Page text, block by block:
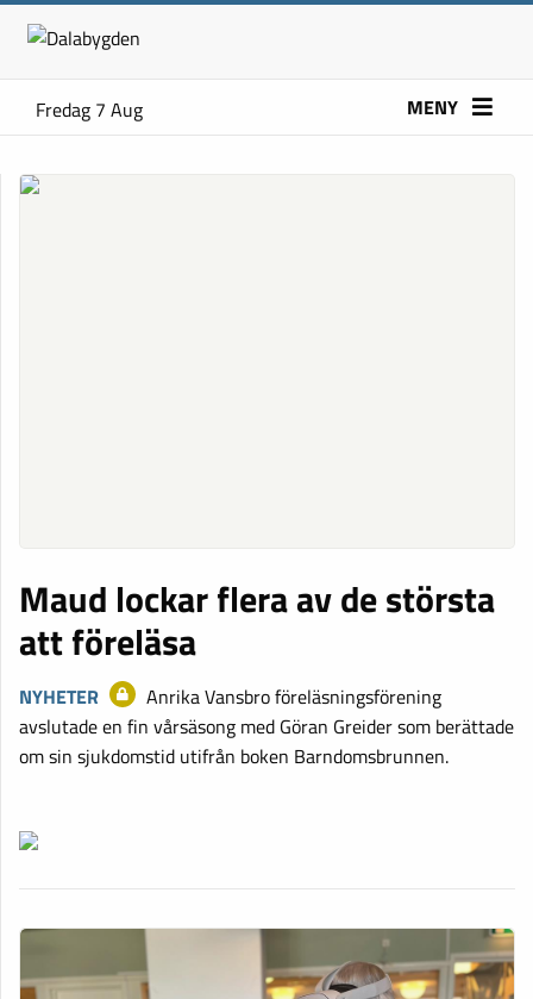
Fredag 7 Aug MENY
Maud lockar flera av de största
att föreläsa
NYHETER
Anrika Vansbro föreläsningsförening
avslutade en fin vårsäsong med Göran Greider som berättade
om sin sjukdomstid utifrån boken Barndomsbrunnen.